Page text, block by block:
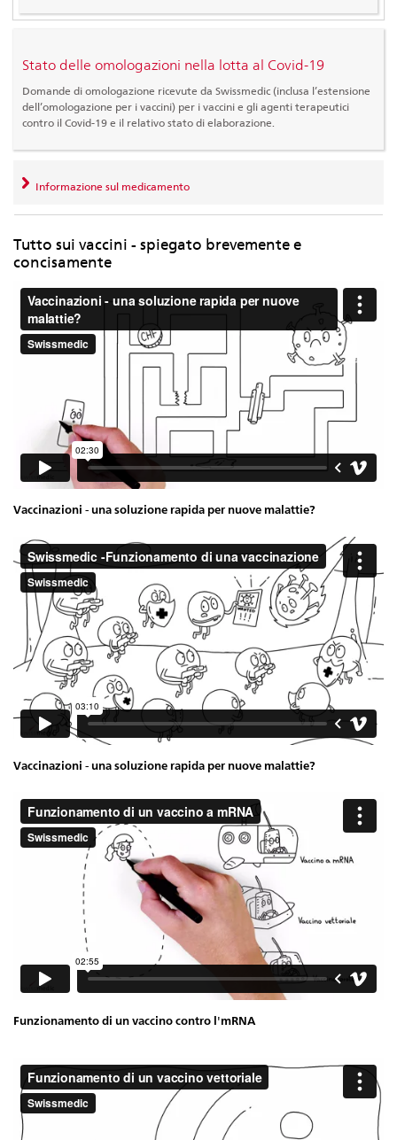
Stato delle omologazioni nella lotta al Covid-19
Domande di omologazione ricevute da Swissmedic (inclusa l’estensione
dell’omologazione per i vaccini) per i vaccini e gli agenti terapeutici
contro il Covid-19 e il relativo stato di elaborazione.
Informazione sul medicamento
Tutto sui vaccini - spiegato brevemente e
concisamente
Vaccinazioni - una soluzione rapida per nuove malattie?
Vaccinazioni - una soluzione rapida per nuove malattie?
Funzionamento di un vaccino contro l'mRNA